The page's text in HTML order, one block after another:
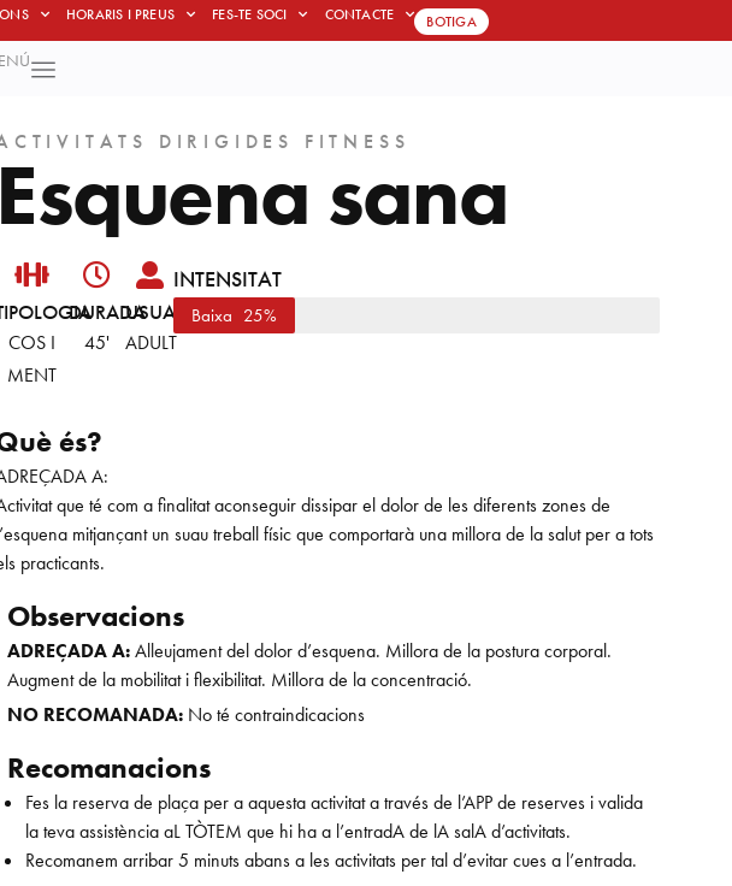
HORARIS I PREUS FES-TE SOCI CONTACTE BOTIGA
DIRIGIDES FITNESS
Esquena sana
COS I
MENT
DURADA
45'
USUARI
ADULT
INTENSITAT
Baixa 25%
és?
A:
que té com a finalitat aconseguir dissipar el dolor ​de les diferents zones de
mitjançant un suau ​treball físic que comportarà una millora de la salut per a ​tots
practicants.
Observacions
ADREÇADA A:Alleujament del dolor d’esquena. Millora de la ​postura corporal.
Augment de la mobilitat i flexibilitat. ​Millora de la concentració.
NO RECOMANADA: No té contraindicacions
Recomanacions
Fes la reserva de plaça per a aquesta activitat a ​través de l’APP de reserves i valida
la teva assistència ​aL TÒTEM que hi ha a l’entradA de lA salA d’activitats.
Recomanem arribar 5 minuts abans a les activitats per ​tal d’evitar cues a l’entrada.